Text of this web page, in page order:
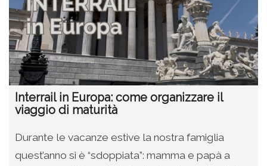
Interrail in Europa: come organizzare il
viaggio di maturità
Durante le vacanze estive la nostra famiglia
quest’anno si è “sdoppiata”: mamma e papà a